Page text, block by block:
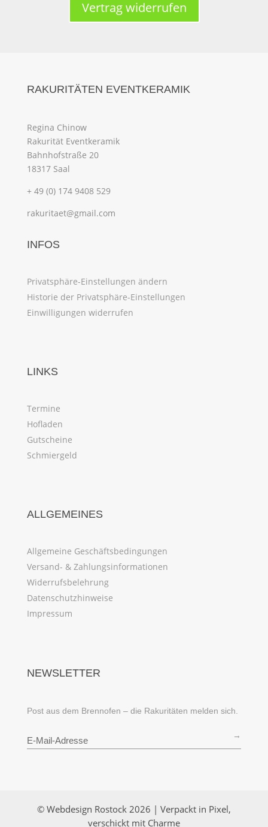
Vertrag widerrufen
RAKURITÄTEN EVENTKERAMIK
Regina Chinow
Rakurität Eventkeramik
Bahnhofstraße 20
18317 Saal
+ 49 (0) 174 9408 529
rakuritaet@gmail.com
INFOS
Privatsphäre-Einstellungen ändern
Historie der Privatsphäre-Einstellungen
Einwilligungen widerrufen
LINKS
Termine
Hofladen
Gutscheine
Schmiergeld
ALLGEMEINES
Allgemeine Geschäftsbedingungen
Versand- & Zahlungsinformationen
Widerrufsbelehrung
Datenschutzhinweise
Impressum
NEWSLETTER
Post aus dem Brennofen – die Rakuritäten melden sich.
→
© Webdesign Rostock 2026 | Verpackt in Pixel,
verschickt mit Charme